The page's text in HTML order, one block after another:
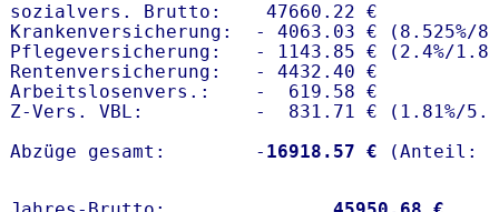
sozialvers. Brutto:    47660.22 €
Krankenversicherung:  - 4063.03 € (8.525%/
Pflegeversicherung:   - 1143.85 € (2.4%/
Rentenversicherung:   - 4432.40 €
Arbeitslosenvers.:    -  619.58 €
Z-Vers. VBL:          -  831.71 € ( 1.81%/
Abzüge gesamt:        - 16918.57 €